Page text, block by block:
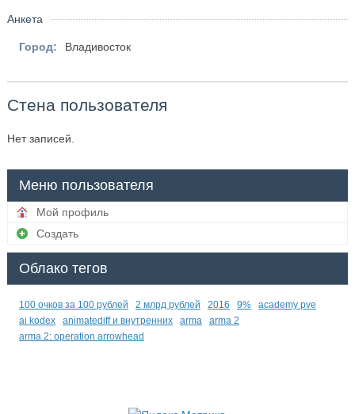
Анкета
Город: Владивосток
Стена пользователя
Нет записей.
Меню пользователя
Мой профиль
Создать
Облако тегов
100 очков за 100 рублей 2 млрд рублей 2016 9%
academy pve
ai kodex
animatediff и внутренних arma
arma 2
arma 2: operation arrowhead